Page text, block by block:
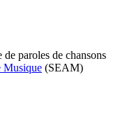
paroles de chansons
Musique (SEAM)